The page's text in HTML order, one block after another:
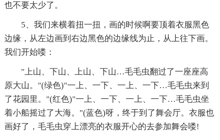
也不要太少了。
5、我们来横着扭一扭，画的时候啊要顶着衣服黑色
边缘，从左边画到右边黑色的边缘线为止，从上往下画。
我们开始喽：
"上山、下山、上山、下山…毛毛虫翻过了一座座高
原大山。"(绿色)"一上、一下、一上、一下…毛毛虫来到
了花园里。"(红色)"一上、一下、一上、一下…毛毛虫坐
着小船摇过了大海。"(蓝色)呀，终于到了舞会厅。衣服也
画好了，毛毛虫穿上漂亮的衣服开心的去参加舞会喽!